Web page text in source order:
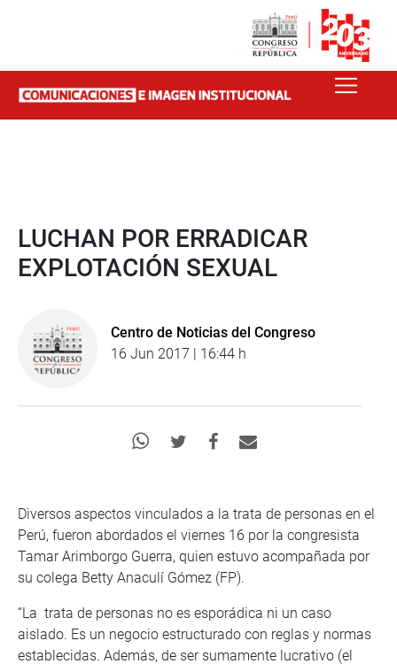
LUCHAN POR ERRADICAR
EXPLOTACIÓN SEXUAL
Centro de Noticias del Congreso
16 Jun 2017 | 16:44 h
Diversos aspectos vinculados a la trata de personas en el
Perú, fueron abordados el viernes 16 por la congresista
Tamar Arimborgo Guerra, quien estuvo acompañada por
su colega Betty Anaculí Gómez (FP).
“La trata de personas no es esporádica ni un caso
aislado. Es un negocio estructurado con reglas y normas
establecidas. Además, de ser sumamente lucrativo (el